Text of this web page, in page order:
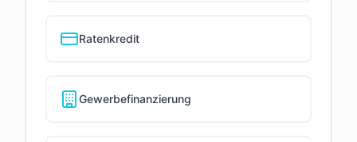
Ratenkredit
Gewerbefinanzierung